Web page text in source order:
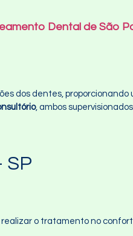
Dental de São
dos dentes, proporcionando
, ambos
SP
o tratamento no